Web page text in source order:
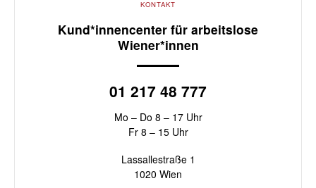
KONTAKT
Kund*innencenter für arbeitslose
Wiener*innen
01 217 48 777
Mo – Do 8 – 17 Uhr
Fr 8 – 15 Uhr
Lassallestraße 1
1020 Wien